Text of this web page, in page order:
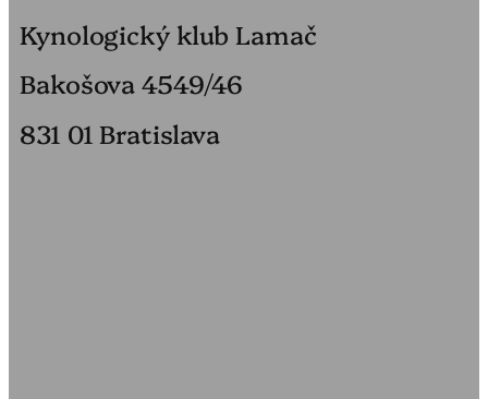
Kynologický klub Lamač
Bakošova 4549/46
831 01 Bratislava